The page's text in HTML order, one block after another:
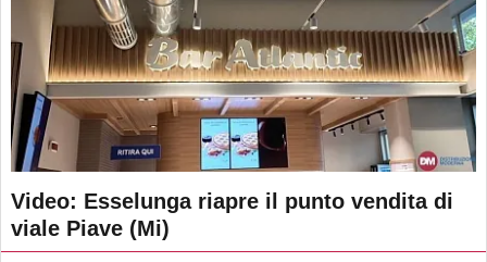
Video: Esselunga riapre il punto vendita di
viale Piave (Mi)